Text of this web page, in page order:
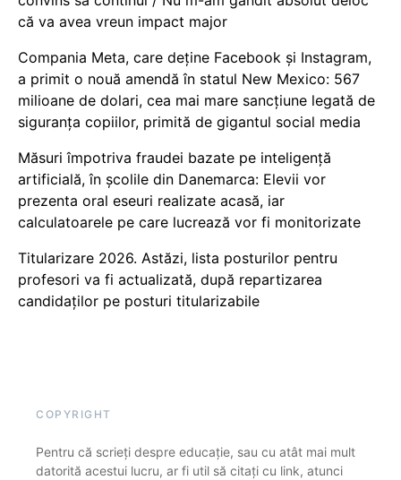
că va avea vreun impact major
Compania Meta, care deține Facebook și Instagram,
a primit o nouă amendă în statul New Mexico: 567
milioane de dolari, cea mai mare sancțiune legată de
siguranța copiilor, primită de gigantul social media
Măsuri împotriva fraudei bazate pe inteligență
artificială, în școlile din Danemarca: Elevii vor
prezenta oral eseuri realizate acasă, iar
calculatoarele pe care lucrează vor fi monitorizate
Titularizare 2026. Astăzi, lista posturilor pentru
profesori va fi actualizată, după repartizarea
candidaților pe posturi titularizabile
COPYRIGHT
Pentru că scrieți despre educație, sau cu atât mai mult
datorită acestui lucru, ar fi util să citați cu link, atunci